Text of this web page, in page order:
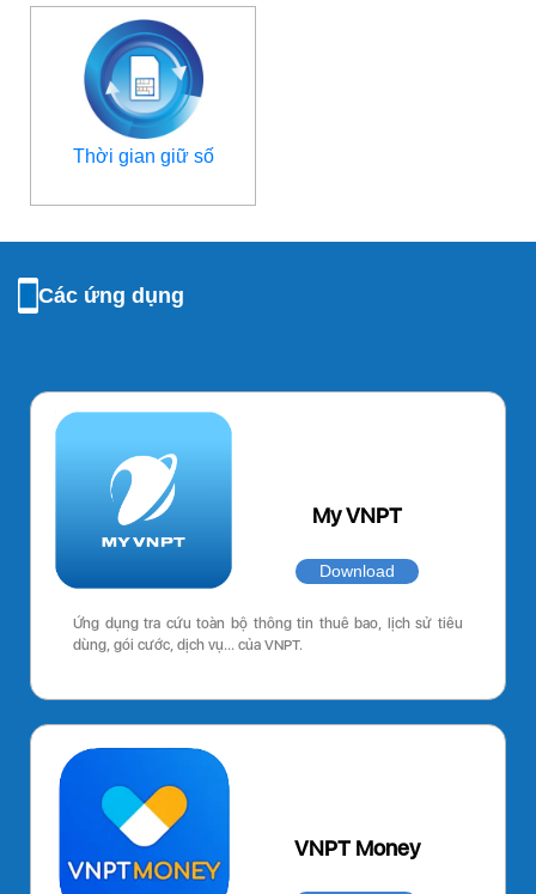
Thời gian giữ số
Các ứng dụng
My VNPT
Download
Ứng dụng tra cứu toàn bộ thông tin thuê bao, lịch sử tiêu
dùng, gói cước, dịch vụ… của VNPT.
VNPT Money